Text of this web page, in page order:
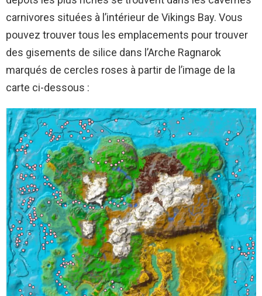
carnivores situées à l’intérieur de Vikings Bay. Vous
pouvez trouver tous les emplacements pour trouver
des gisements de silice dans l’Arche Ragnarok
marqués de cercles roses à partir de l’image de la
carte ci-dessous :